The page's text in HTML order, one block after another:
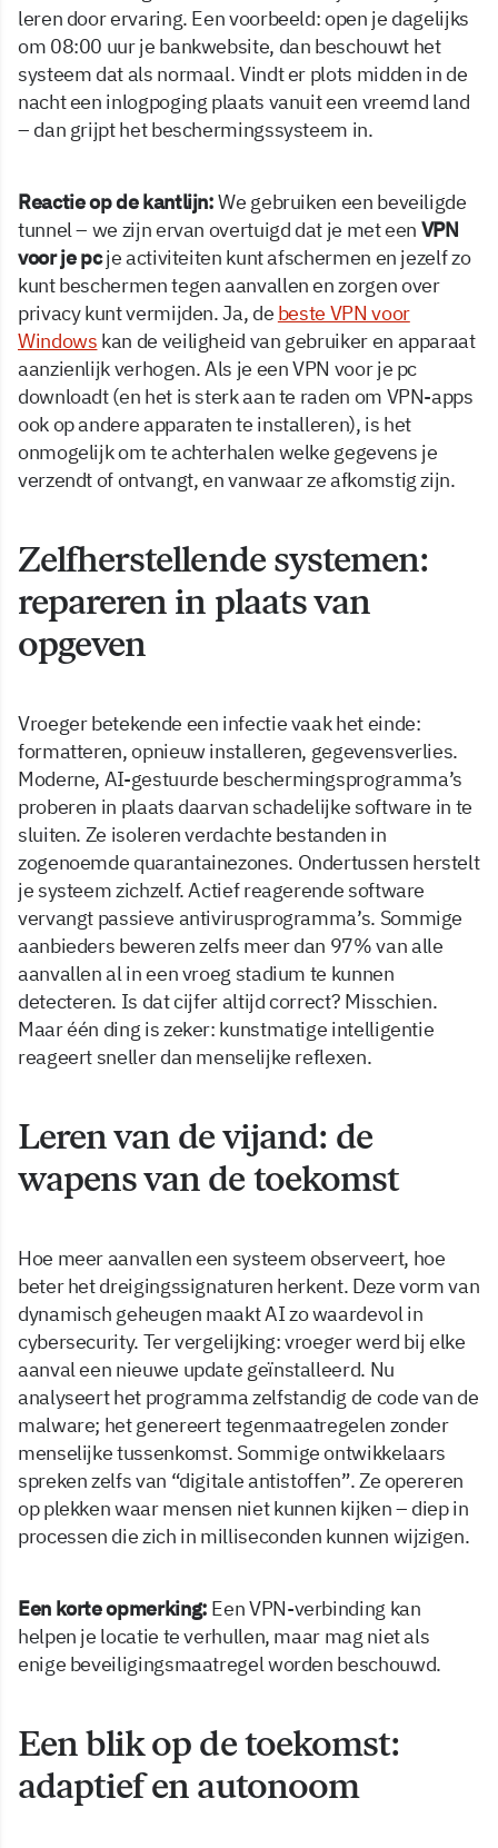
leren door ervaring. Een voorbeeld: open je dagelijks
om 08:00 uur je bankwebsite, dan beschouwt het
systeem dat als normaal. Vindt er plots midden in de
nacht een inlogpoging plaats vanuit een vreemd land
– dan grijpt het beschermingssysteem in.
Reactie op de kantlijn:We gebruiken een beveiligde
tunnel – we zijn ervan overtuigd dat je met een VPN
voor je pcje activiteiten kunt afschermen en jezelf zo
kunt beschermen tegen aanvallen en zorgen over
privacy kunt vermijden. Ja, de beste VPN voor
Windows kan de veiligheid van gebruiker en apparaat
aanzienlijk verhogen. Als je een VPN voor je pc
downloadt (en het is sterk aan te raden om VPN-apps
ook op andere apparaten te installeren), is het
onmogelijk om te achterhalen welke gegevens je
verzendt of ontvangt, en vanwaar ze afkomstig zijn.
Zelfherstellende systemen:
repareren in plaats van
opgeven
Vroeger betekende een infectie vaak het einde:
formatteren, opnieuw installeren, gegevensverlies.
Moderne, AI-gestuurde beschermingsprogramma’s
proberen in plaats daarvan schadelijke software in te
sluiten. Ze isoleren verdachte bestanden in
zogenoemde quarantainezones. Ondertussen herstelt
je systeem zichzelf. Actief reagerende software
vervangt passieve antivirusprogramma’s. Sommige
aanbieders beweren zelfs meer dan 97% van alle
aanvallen al in een vroeg stadium te kunnen
detecteren. Is dat cijfer altijd correct? Misschien.
Maar één ding is zeker: kunstmatige intelligentie
reageert sneller dan menselijke reflexen.
Leren van de vijand: de
wapens van de toekomst
Hoe meer aanvallen een systeem observeert, hoe
beter het dreigingssignaturen herkent. Deze vorm van
dynamisch geheugen maakt AI zo waardevol in
cybersecurity. Ter vergelijking: vroeger werd bij elke
aanval een nieuwe update geïnstalleerd. Nu
analyseert het programma zelfstandig de code van de
malware; het genereert tegenmaatregelen zonder
menselijke tussenkomst. Sommige ontwikkelaars
spreken zelfs van “digitale antistoffen”. Ze opereren
op plekken waar mensen niet kunnen kijken – diep in
processen die zich in milliseconden kunnen wijzigen.
Een korte opmerking: Een VPN-verbinding kan
helpen je locatie te verhullen, maar mag niet als
enige beveiligingsmaatregel worden beschouwd.
Een blik op de toekomst:
adaptief en autonoom